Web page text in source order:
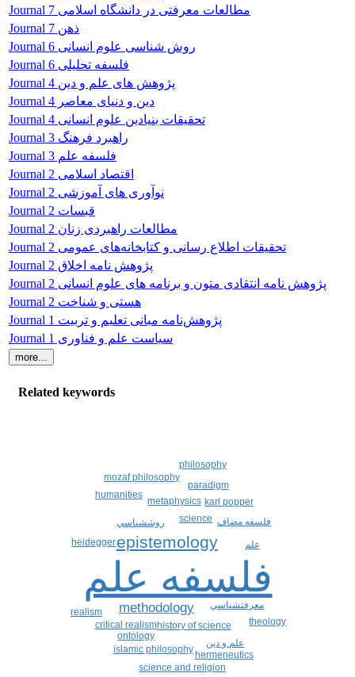
Journal مطالعات معرفتی در دانشگاه اسلامی 7
Journal ذهن 7
Journal روش شناسی علوم انسانی 6
Journal فلسفه تحلیلی 6
Journal پژوهش های علم و دین 4
Journal دین و دنیای معاصر 4
Journal تحقیقات بنیادین علوم انسانی 4
Journal راهبرد فرهنگ 3
Journal فلسفه علم 3
Journal اقتصاد اسلامی 2
Journal نوآوری های آموزشی 2
Journal قبسات 2
Journal مطالعات راهبردی زنان 2
Journal تحقیقات اطلاع رسانی و کتابخانه‌های عمومی 2
Journal پژوهش نامه اخلاق 2
Journal پژوهش نامه انتقادی متون و برنامه های علوم انسانی 2
Journal هستی و شناخت 2
Journal پژوهش‌نامه مبانی تعلیم و تربیت 1
Journal سیاست علم و فناوری 1
Related keywords
فلسفه علم
epistemology
methodology
history of science
science روششناسي
معرفتشناسي
critical realism
islamic philosophy
metaphysics
ontology
science and religion
علم
علم و دين
فلسفه مضاف
heidegger
hermeneutics
humanities
karl popper
mozaf philosophy
paradigm
philosophy
realism
theology